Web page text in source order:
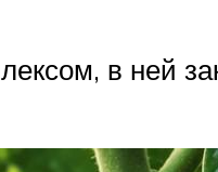
в ней